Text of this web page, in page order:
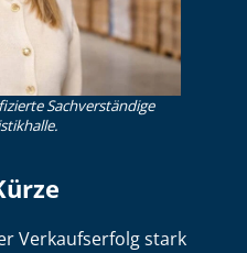
Sachverständige
Verkaufserfolg stark